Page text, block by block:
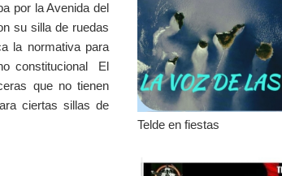
Telde en fiestas
por la Avenida del
su silla de ruedas
la normativa para
constitucional El
que no tienen
ciertas sillas de